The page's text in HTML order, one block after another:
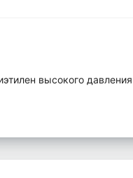
высокого